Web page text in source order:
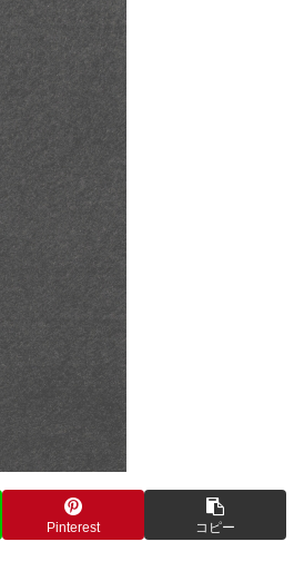
Pinterest コピー